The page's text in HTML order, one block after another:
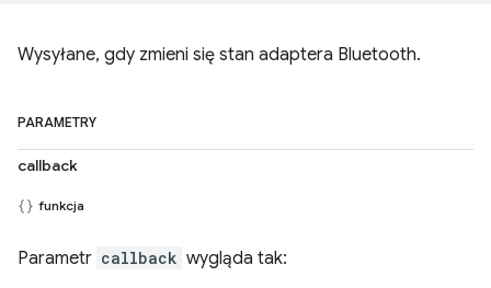
Wysyłane, gdy zmieni się stan adaptera Bluetooth.
PARAMETRY
callback
funkcja
Parametr callback wygląda tak: